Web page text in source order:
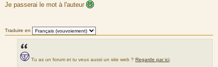
s
e
Je passerai le mot à l'auteur
Traduire en
Tu as un forum et tu veux aussi un site web ? Regarde par ici.